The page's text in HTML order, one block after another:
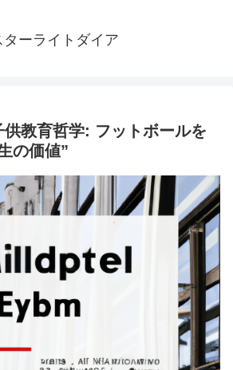
ターライトダイア
供教育哲学: フットボールを
の価値”